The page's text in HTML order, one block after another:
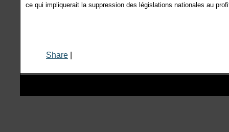
ce qui impliquerait la suppression des législations nationales au
Share